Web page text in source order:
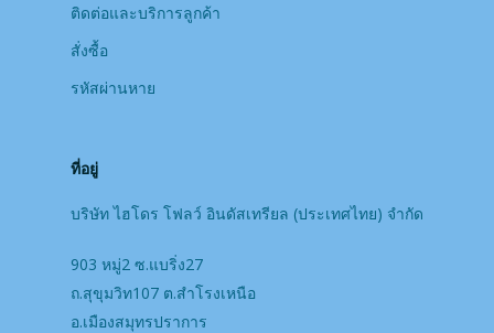
ติดต่อและบริการลูกค้า
สั่งซื้อ
รหัสผ่านหาย
ที่อยู่
บริษัท ไฮโดร โฟลว์ อินดัสเทรียล (ประเทศไทย) จํากัด
903 หมู่2 ซ.แบริ่ง27
ถ.สุขุมวิท107 ต.สำโรงเหนือ
อ.เมืองสมุทรปราการ